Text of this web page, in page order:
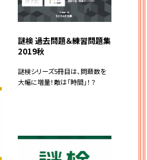
謎検 過去問題＆練習問題集
2019秋
謎検シリーズ5冊目は、問題数を
大幅に増量！敵は「時間」！？